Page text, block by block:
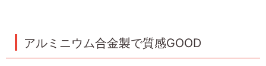
アルミニウム合金製で質感GOOD